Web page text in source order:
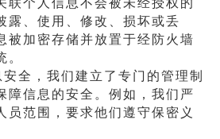
露、使用、修改、损坏或丢
被加密存储并放置于经防火墙
。
全，我们建立了专门的管理制
障信息的安全。例如，我们严
员范围，要求他们遵守保密义